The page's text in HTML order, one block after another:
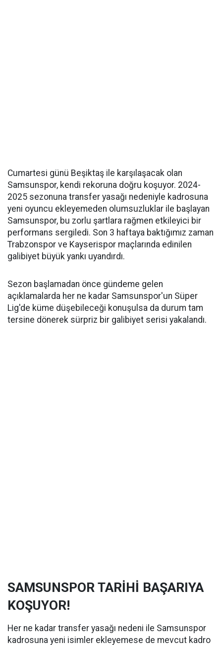
Cumartesi günü Beşiktaş ile karşılaşacak olan
Samsunspor, kendi rekoruna doğru koşuyor. 2024-
2025 sezonuna transfer yasağı nedeniyle kadrosuna
yeni oyuncu ekleyemeden olumsuzluklar ile başlayan
Samsunspor, bu zorlu şartlara rağmen etkileyici bir
performans sergiledi. Son 3 haftaya baktığımız zaman
Trabzonspor ve Kayserispor maçlarında edinilen
galibiyet büyük yankı uyandırdı.
Sezon başlamadan önce gündeme gelen
açıklamalarda her ne kadar Samsunspor'un Süper
Lig'de küme düşebileceği konuşulsa da durum tam
tersine dönerek sürpriz bir galibiyet serisi yakalandı.
SAMSUNSPOR TARİHİ BAŞARIYA
KOŞUYOR!
Her ne kadar transfer yasağı nedeni ile Samsunspor
kadrosuna yeni isimler ekleyemese de mevcut kadro